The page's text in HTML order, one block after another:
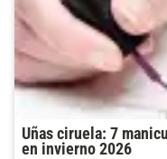
Uñas ciruela: 7
en invierno 2026